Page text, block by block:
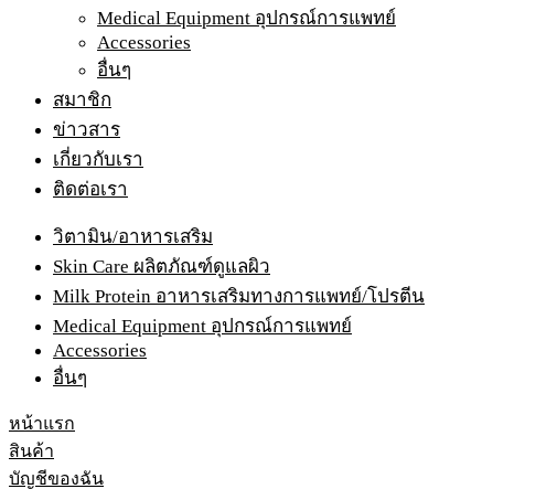
Medical Equipment อุปกรณ์การแพทย์
Accessories
อื่นๆ
สมาชิก
ข่าวสาร
เกี่ยวกับเรา
ติดต่อเรา
วิตามิน/อาหารเสริม
Skin Care ผลิตภัณฑ์ดูแลผิว
Milk Protein อาหารเสริมทางการแพทย์/โปรตีน
Medical Equipment อุปกรณ์การแพทย์
Accessories
อื่นๆ
หน้าแรก
สินค้า
บัญชีของฉัน